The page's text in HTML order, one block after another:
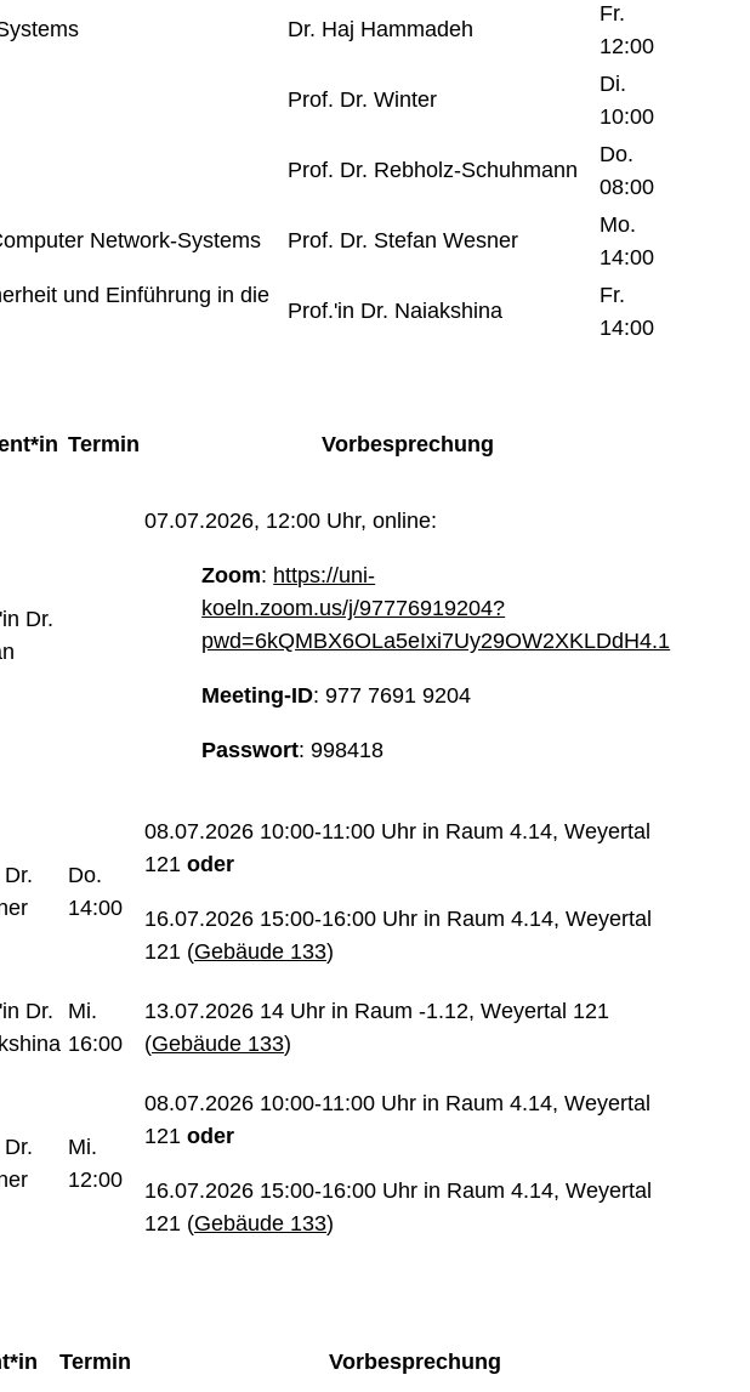
Dr. Haj Hammadeh
Fr.
12:00
Prof. Dr. Winter
Di.
10:00
Prof. Dr. Rebholz-Schuhmann
Do.
08:00
Network-Systems Prof. Dr. Stefan Wesner
Mo.
14:00
und Einführung in die
Prof.'in Dr. Naiakshina
Fr.
14:00
Termin Vorbesprechung
Dr.
07.07.2026, 12:00 Uhr, online:
Zoom: https://uni-
koeln.zoom.us/j/97776919204?
pwd=6kQMBX6OLa5eIxi7Uy29OW2XKLDdH4.1
Meeting-ID: 977 7691 9204
Passwort: 998418
Do.
14:00
08.07.2026 10:00-11:00 Uhr in Raum 4.14, Weyertal
121 oder
16.07.2026 15:00-16:00 Uhr in Raum 4.14, Weyertal
121 (Gebäude 133)
Dr.
Mi.
16:00
13.07.2026 14 Uhr in Raum -1.12, Weyertal 121
(Gebäude 133)
Mi.
12:00
08.07.2026 10:00-11:00 Uhr in Raum 4.14, Weyertal
121 oder
16.07.2026 15:00-16:00 Uhr in Raum 4.14, Weyertal
121 (Gebäude 133)
Termin Vorbesprechung